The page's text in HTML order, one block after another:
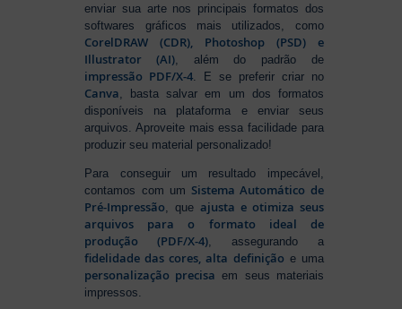
enviar sua arte nos principais formatos dos
softwares gráficos mais utilizados, como
CorelDRAW (CDR), Photoshop (PSD) e
Illustrator (AI) , além do padrão de
impressão PDF/X-4 . E se preferir criar no
Canva , basta salvar em um dos formatos
disponíveis na plataforma e enviar seus
arquivos. Aproveite mais essa facilidade para
produzir seu material personalizado!
Para conseguir um resultado impecável,
contamos com um Sistema Automático de
Pré-Impressão , queajusta e otimiza seus
arquivos para o formato ideal de
produção (PDF/X-4) , assegurando a
fidelidade das cores, alta definição e uma
personalização precisa em seus materiais
impressos.